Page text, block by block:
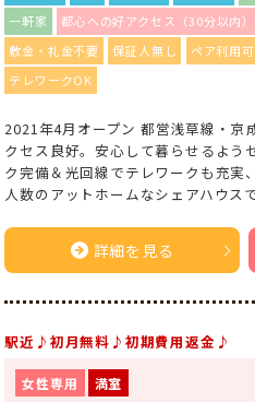
一軒家
都心への好アクセス（30分以内）
敷金・礼金不要
保証人無し ペア利用可
テレワークOK
2021年4月オープン 都営浅草線・京
クセス良好。安心して暮らせるよう
ク完備＆光回線でテレワークも充実
人数のアットホームなシェアハウス
詳細を見る
駅近♪初月無料♪初期費用返金♪
女性専用 満室